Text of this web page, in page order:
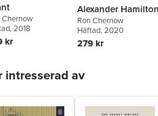
Chernow
, 2018
kr
Alexander
Ron Chernow
Häftad, 2020
279 kr
intresserad av